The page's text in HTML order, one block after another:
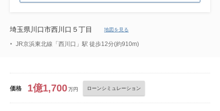
埼玉県川口市西川口５丁目 地図を見る
JR京浜東北線「西川口」駅 徒歩12分(約910m)
価格 1億1,700万円 ローンシミュレーション